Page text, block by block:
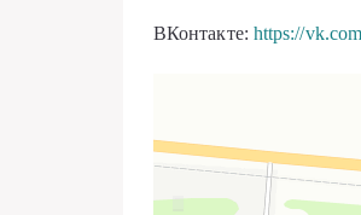
ВКонтакте: https://